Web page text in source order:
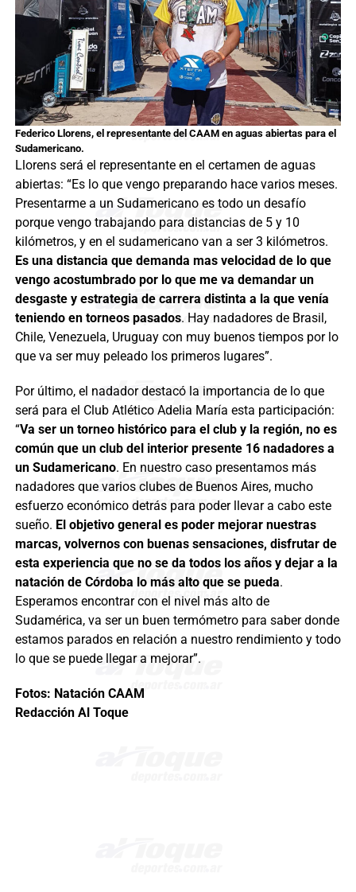
Federico Llorens, el representante del CAAM en aguas abiertas para el
Sudamericano.
Llorens será el representante en el certamen de aguas
abiertas: “Es lo que vengo preparando hace varios meses.
Presentarme a un Sudamericano es todo un desafío
porque vengo trabajando para distancias de 5 y 10
kilómetros, y en el sudamericano van a ser 3 kilómetros.
Es una distancia que demanda mas velocidad de lo que
vengo acostumbrado por lo que me va demandar un
desgaste y estrategia de carrera distinta a la que venía
teniendo en torneos pasados. Hay nadadores de Brasil,
Chile, Venezuela, Uruguay con muy buenos tiempos por lo
que va ser muy peleado los primeros lugares”.
Por último, el nadador destacó la importancia de lo que
será para el Club Atlético Adelia María esta participación:
“Va ser un torneo histórico para el club y la región, no es
común que un club del interior presente 16 nadadores a
un Sudamericano. En nuestro caso presentamos más
nadadores que varios clubes de Buenos Aires, mucho
esfuerzo económico detrás para poder llevar a cabo este
sueño. El objetivo general es poder mejorar nuestras
marcas, volvernos con buenas sensaciones, disfrutar de
esta experiencia que no se da todos los años y dejar a la
natación de Córdoba lo más alto que se pueda.
Esperamos encontrar con el nivel más alto de
Sudamérica, va ser un buen termómetro para saber donde
estamos parados en relación a nuestro rendimiento y todo
lo que se puede llegar a mejorar”.
Fotos: Natación CAAM
Redacción Al Toque